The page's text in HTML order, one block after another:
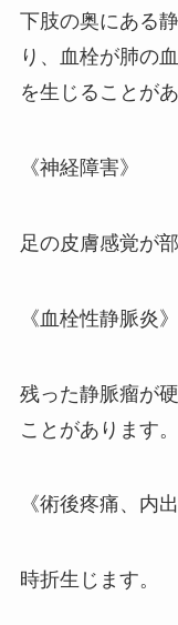
下肢の奥にある
り、血栓が肺の
を生じることがあ
《神経障害》
足の皮膚感覚が
《血栓性静脈炎》
残った静脈瘤が
ことがあります。
《術後疼痛、内出
時折生じます。